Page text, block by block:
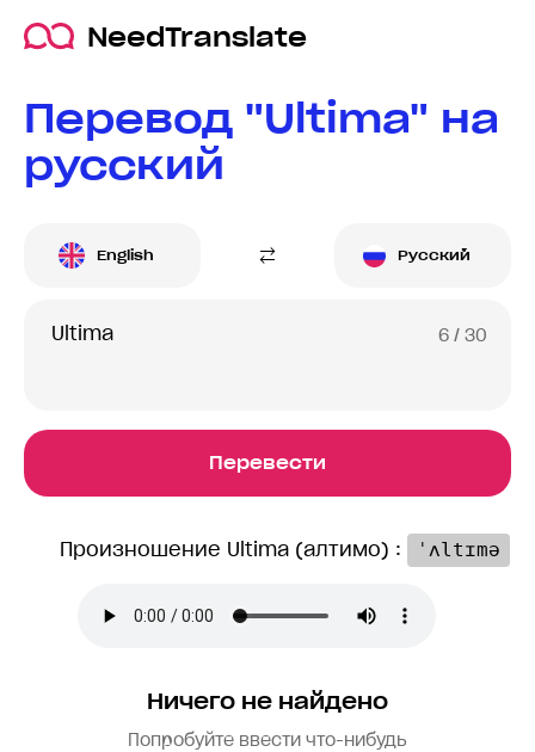
NeedTranslate
Перевод "Ultima" на
русский
English Русский
6 / 30
Перевести
Произношение Ultima (алтимо) : ˈʌltɪmə
Ничего не найдено
Попробуйте ввести что-нибудь